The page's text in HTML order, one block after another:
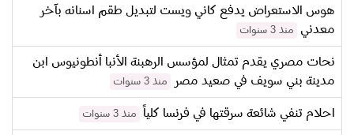
هوس الاستعراض يدفع كاني ويست لتبديل طقم اسنانه بآخر
معدني
منذ 3 سنوات
نحات مصري يقدم تمثال لمؤسس الرهبنة الأنبا أنطونيوس ابن
مدينة بني سويف في صعيد مصر
منذ 3 سنوات
احلام تنفي شائعة سرقتها في فرنسا كلياً منذ 3 سنوات